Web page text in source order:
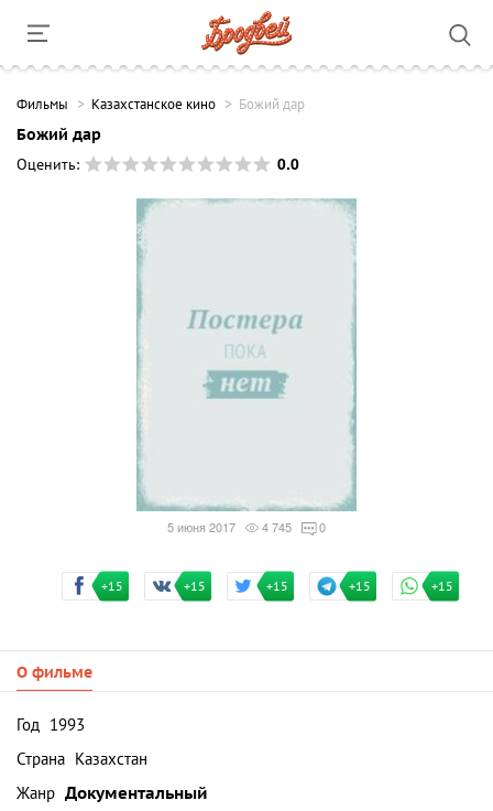
Фильмы Казахстанское кино Божий дар
Божий дар
Оценить:
0.0
5 июня 2017 4 745 0
+15 +15 +15 +15 +15
О фильме
Год 1993
Страна
Казахстан
Жанр Документальный